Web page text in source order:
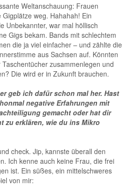
Weltanschauung: Frauen
weg. Hahahah! Ein
Unbekannter, war mal höllisch
Gigs bekam. Bands mit schlechtem
die ja viel einfacher – und zählte die
aus Sachsen auf. Könnten
zusammenlegen und
Die wird er in Zukunft brauchen.
geb ich dafür schon mal her. Hast
negative Erfahrungen mit
gemacht oder hat dir
zu erklären, wie du ins Mikro
check. Jip, kannste überall den
Ich kenne auch keine Frau, die frei
ist. Ein süßes, ein mittelschweres
von mir: